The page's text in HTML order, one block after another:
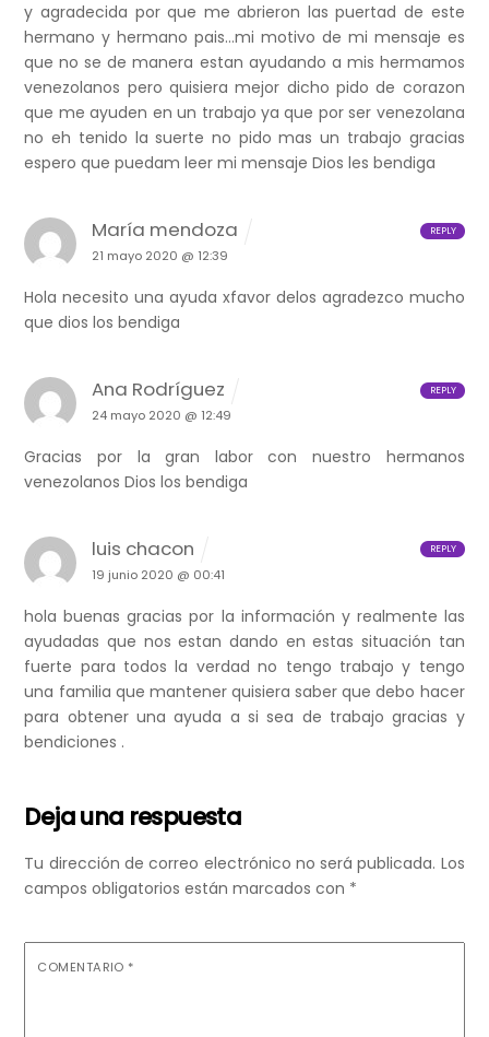
y agradecida por que me abrieron las puertad de este
hermano y hermano pais…mi motivo de mi mensaje es
que no se de manera estan ayudando a mis hermamos
venezolanos pero quisiera mejor dicho pido de corazon
que me ayuden en un trabajo ya que por ser venezolana
no eh tenido la suerte no pido mas un trabajo gracias
espero que puedam leer mi mensaje Dios les bendiga
María mendoza
21 mayo 2020 @ 12:39
Hola necesito una ayuda xfavor delos agradezco mucho
que dios los bendiga
REPLY
Ana Rodríguez
24 mayo 2020 @ 12:49
Gracias por la gran labor con nuestro hermanos
venezolanos Dios los bendiga
REPLY
luis chacon
19 junio 2020 @ 00:41
hola buenas gracias por la información y realmente las
ayudadas que nos estan dando en estas situación tan
fuerte para todos la verdad no tengo trabajo y tengo
una familia que mantener quisiera saber que debo hacer
para obtener una ayuda a si sea de trabajo gracias y
bendiciones .
REPLY
Deja una respuesta
Tu dirección de correo electrónico no será publicada. Los
campos obligatorios están marcados con *
COMENTARIO *